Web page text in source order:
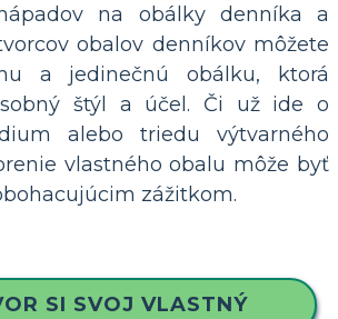
na obálky denníka a
obalov denníkov môžete
a jedinečnú obálku, ktorá
štýl a účel. Či už ide o
alebo triedu výtvarného
vlastného obalu môže byť
zážitkom.
SI SVOJ VLASTNÝ